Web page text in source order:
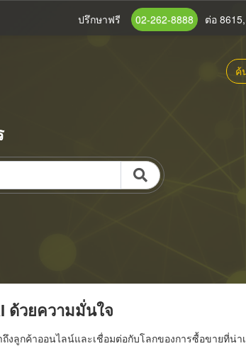
ปรึกษาฟรี 02-262-8888 ต่อ
ค้
ด้วยความมั่นใจ
งลูกค้าออนไลน์และเชื่อมต่อกับโลกของการซื้อขายที่น่า